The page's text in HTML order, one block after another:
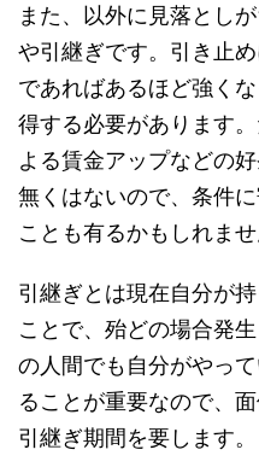
また、以外に見落とし
や引継ぎです。引き止
であればあるほど強く
得する必要があります
よる賃金アップなどの
無くはないので、条件
ことも有るかもしれませ
引継ぎとは現在自分が
ことで、殆どの場合発
の人間でも自分がやっ
ることが重要なので、
引継ぎ期間を要します。